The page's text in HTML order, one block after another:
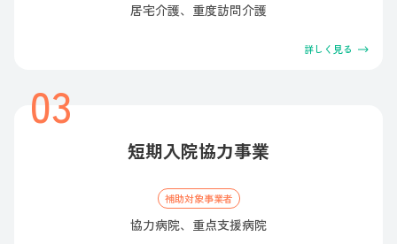
居宅介護、重度訪問介護
詳しく見る
短期入院協力事業
補助対象事業者
協力病院、重点支援病院